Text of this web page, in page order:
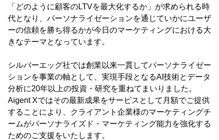
「どのように顧客のLTVを最大化するか」が求められる時
代となり、パーソナライゼーションを通じていかにユーザ
ーの信頼を勝ち得るかが今日のマーケティングにおける大
きなテーマとなっています。
シルバーエッグ社では創業以来一貫してパーソナライゼー
ションを事業の軸として、実現手段となるAI技術とデータ
分析に20年以上の投資・研究を重ねてまいりました。
Aigent Xではその最新成果をサービスとして月額でご提供
することにより、クライアント企業様のマーケティングチ
ームがパーソナライズド・マーケティング能力を強化する
ためのご支援をいたします。